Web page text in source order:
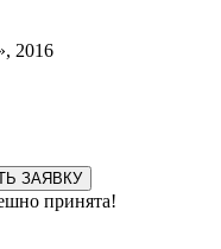
2016
ЗАЯВКУ
принята!